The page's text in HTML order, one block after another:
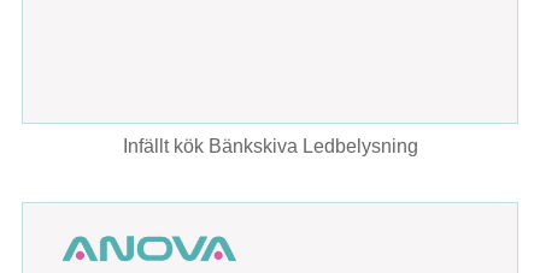
Infällt kök Bänkskiva Ledbelysning